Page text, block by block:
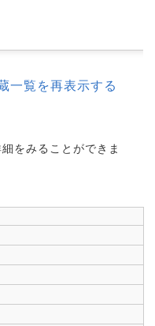
一覧を再表示する
をみることができま